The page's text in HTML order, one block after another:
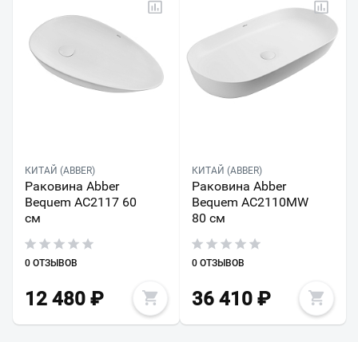
КИТАЙ (ABBER)
Раковина Abber
Bequem AC2117 60
см
0 ОТЗЫВОВ
12 480 ₽
КИТАЙ (ABBER)
Раковина Abber
Bequem AC2110MW
80 см
0 ОТЗЫВОВ
36 410₽